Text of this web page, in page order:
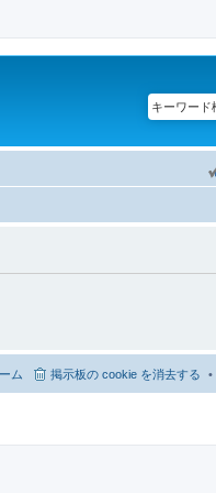
掲示板の cookie を消去する
ム